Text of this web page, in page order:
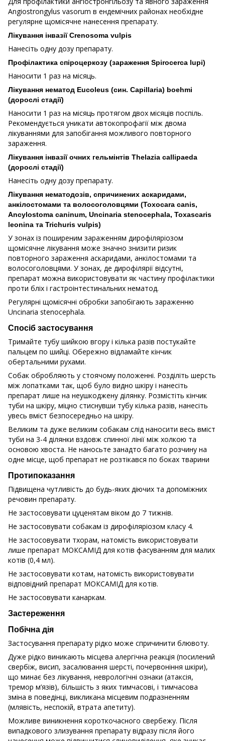
Angiostrongylus vasorum в ендемічних районах необхідне
регулярне щомісячне нанесення препарату.
Лікування інвазії Crenosoma vulpis
Нанесіть одну дозу препарату.
Профілактика спіроцеркозу (зараження Spirocerca lupi)
Наносити 1 раз на місяць.
Лікування нематод Eucoleus (син. Capillaria) boehmi
(дорослі стадії)
Наносити 1 раз на місяць протягом двох місяців поспіль.
Рекомендується уникати автокопрофагії між двома
лікуваннями для запобігання можливого повторного
зараження.
Лікування інвазії очних гельмінтів Thelazia callipaeda
(дорослі стадії)
Нанесіть одну дозу препарату.
Лікування нематодозів, спричинених аскаридами,
анкілостомами та волосоголовцями (Toxocara canis,
Ancylostoma caninum, Uncinaria stenocephala, Toxascaris
leonina та Trichuris vulpis)
У зонах із поширеним зараженням дирофіляріозом
щомісячне лікування може значно знизити ризик
повторного зараження аскаридами, анкілостомами та
волосоголовцями. У зонах, де дирофілярії відсутні,
препарат можна використовувати як частину профілактики
проти бліх і гастроінтестинальних нематод.
Регулярні щомісячні обробки запобігають зараженню
Uncinaria stenocephala.
Спосіб застосування
Тримайте тубу шийкою вгору і кілька разів постукайте
пальцем по шийці. Обережно відламайте кінчик
обертальними рухами.
Собак обробляють у стоячому положенні. Розділіть шерсть
між лопатками так, щоб було видно шкіру і нанесіть
препарат лише на неушкоджену ділянку. Розмістіть кінчик
туби на шкіру, міцно стиснувши тубу кілька разів, нанесіть
увесь вміст безпосередньо на шкіру.
Великим та дуже великим собакам слід наносити весь вміст
туби на 3-4 ділянки вздовж спинної лінії між холкою та
основою хвоста. Не наносьте занадто багато розчину на
одне місце, щоб препарат не розтікався по боках тварини
Протипоказання
Підвищена чутливість до будь-яких діючих та допоміжних
речовин препарату.
Не застосовувати цуценятам віком до 7 тижнів.
Не застосовувати собакам із дирофіляріозом класу 4.
Не застосовувати тхорам, натомість використовувати
лише препарат МОКСАМІД для котів фасуванням для малих
котів (0,4 мл).
Не застосовувати котам, натомість використовувати
відповідний препарат МОКСАМІД для котів.
Не застосовувати канаркам.
Застереження
Побічна дія
Застосування препарату рідко може спричинити блювоту.
Дуже рідко виникають місцева алергічна реакція (посилений
свербіж, висип, засалювання шерсті, почервоніння шкіри),
що минає без лікування, неврологічні ознаки (атаксія,
тремор м’язів), більшість з яких тимчасові, і тимчасова
зміна в поведінці, викликана місцевим подразненням
(млявість, неспокій, втрата апетиту).
Можливе виникнення короткочасного свербежу. Після
випадкового злизування препарату відразу після його